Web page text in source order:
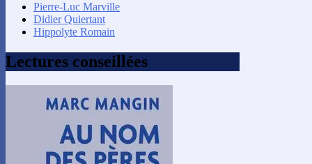
Pierre-Luc Marville
Didier Quiertant
Hippolyte Romain
Lectures conseillées